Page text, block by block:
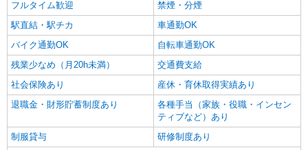
フルタイム歓迎
禁煙・分煙
駅直結・駅チカ
車通勤OK
バイク通勤OK
自転車通勤OK
残業少なめ（月20h未満）
交通費支給
社会保険あり
産休・育休取得実績あり
退職金・財形貯蓄制度あり
各種手当（家族・役職・インセン
ティブなど）あり
制服貸与
研修制度あり